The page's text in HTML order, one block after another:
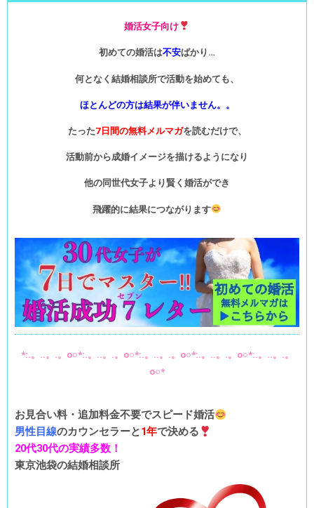
婚活女子向け
初めての婚活は不安ばかり…
何となく結婚相談所で活動を始めても、
ほとんどの方は結果が伴いません。。
たった7日間の無料メルマガを読むだけで、
活動前から成婚イメージを描けるようになり
他の同世代女子より賢く婚活ができ
飛躍的に結果につながります
*:.。..。.。o○*:.。..。.。o○*:.。..。.。o○*:.。..。.。o○*:.。..。.。
o○*
お見合い料・追加料金不要でスピード婚活
男性目線のカウンセラーと1年で決める
20代30代の実績多数！
東京池袋の結婚相談所